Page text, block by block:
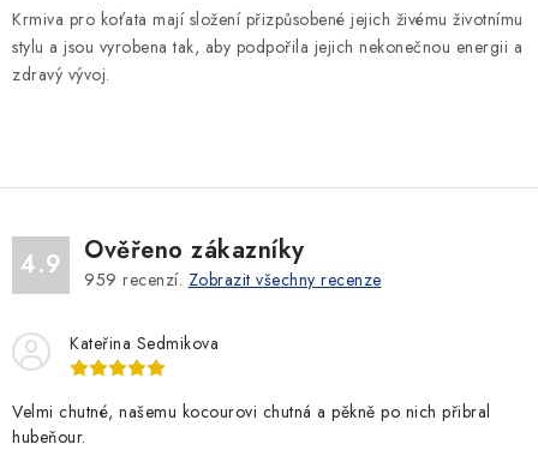
í
p
y
ý
p
s
u
n
k
o
Krmiva pro koťata mají složení přizpůsobené jejich živému životnímu
stylu a jsou vyrobena tak, aby podpořila jejich nekonečnou energii a
zdravý vývoj.
4.9 Ověřeno zákazníky
959 recenzí. Zobrazit všechny recenze
Kateřina Sedmikova
Velmi chutné, našemu kocourovi chutná a pěkně po nich přibral
hubeňour.